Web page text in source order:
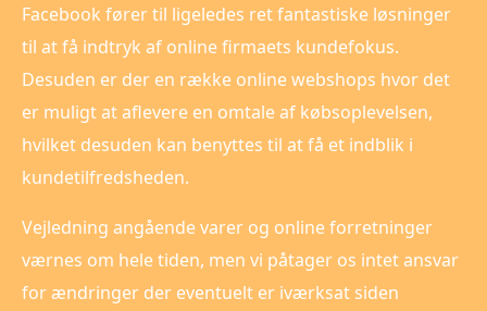
Facebook fører til ligeledes ret fantastiske løsninger
til at få indtryk af online firmaets kundefokus.
Desuden er der en række online webshops hvor det
er muligt at aflevere en omtale af købsoplevelsen,
hvilket desuden kan benyttes til at få et indblik i
kundetilfredsheden.
Vejledning angående varer og online forretninger
værnes om hele tiden, men vi påtager os intet ansvar
for ændringer der eventuelt er iværksat siden